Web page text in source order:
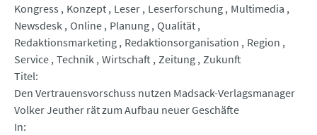
Kongress
Konzept Leser Leserforschung Multimedia
Newsdesk Online Planung Qualität
Redaktionsmarketing Redaktionsorganisation
Region
Service Technik Wirtschaft Zeitung Zukunft
Titel
Den Vertrauensvorschuss nutzen Madsack-Verlagsmanager
Volker Jeuther rät zum Aufbau neuer Geschäfte
In